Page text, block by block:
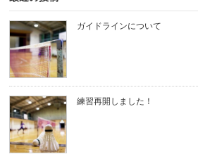
ガイドラインについて
練習再開しました！